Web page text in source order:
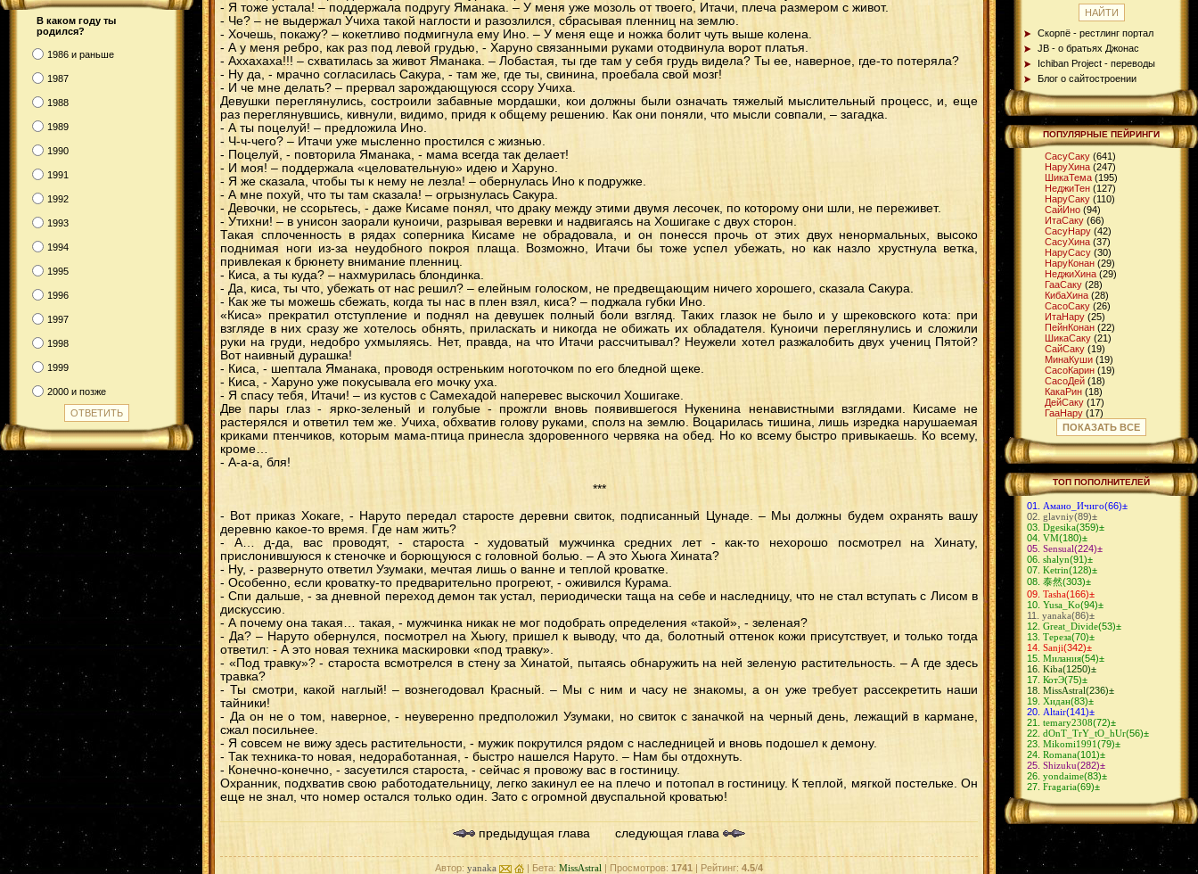
В каком году ты
родился?
1986 и раньше
1987
1988
1989
1990
1991
1992
1993
1994
1995
1996
1997
1998
1999
2000 и позже
- Я тоже устала! – поддержала подругу Яманака. – У меня уже мозоль от твоего, Итачи, плеча размером с живот.
- Че? – не выдержал Учиха такой наглости и разозлился, сбрасывая пленниц на землю.
- Хочешь, покажу? – кокетливо подмигнула ему Ино. – У меня еще и ножка болит чуть выше колена.
- А у меня ребро, как раз под левой грудью, - Харуно связанными руками отодвинула ворот платья.
- Аххахаха!!! – схватилась за живот Яманака. – Лобастая, ты где там у себя грудь видела? Ты ее, наверное, где-то потеряла?
- Ну да, - мрачно согласилась Сакура, - там же, где ты, свинина, проебала свой мозг!
- И че мне делать? – прервал зарождающуюся ссору Учиха.
Девушки переглянулись, состроили забавные мордашки, кои должны были означать тяжелый мыслительный процесс, и, еще
раз переглянувшись, кивнули, видимо, придя к общему решению. Как они поняли, что мысли совпали, – загадка.
- А ты поцелуй! – предложила Ино.
- Ч-ч-чего? – Итачи уже мысленно простился с жизнью.
- Поцелуй, - повторила Яманака, - мама всегда так делает!
- И моя! – поддержала «целовательную» идею и Харуно.
- Я же сказала, чтобы ты к нему не лезла! – обернулась Ино к подружке.
- А мне похуй, что ты там сказала! – огрызнулась Сакура.
- Девочки, не ссорьтесь, - даже Кисаме понял, что драку между этими двумя лесочек, по которому они шли, не переживет.
- Утихни! – в унисон заорали куноичи, разрывая веревки и надвигаясь на Хошигаке с двух сторон.
Такая сплоченность в рядах соперника Кисаме не обрадовала, и он понесся прочь от этих двух ненормальных, высоко
поднимая ноги из-за неудобного покроя плаща. Возможно, Итачи бы тоже успел убежать, но как назло хрустнула ветка,
привлекая к брюнету внимание пленниц.
- Киса, а ты куда? – нахмурилась блондинка.
- Да, киса, ты что, убежать от нас решил? – елейным голоском, не предвещающим ничего хорошего, сказала Сакура.
- Как же ты можешь сбежать, когда ты нас в плен взял, киса? – поджала губки Ино.
«Киса» прекратил отступление и поднял на девушек полный боли взгляд. Таких глазок не было и у шрековского кота: при
взгляде в них сразу же хотелось обнять, приласкать и никогда не обижать их обладателя. Куноичи переглянулись и сложили
руки на груди, недобро ухмыляясь. Нет, правда, на что Итачи рассчитывал? Неужели хотел разжалобить двух учениц Пятой?
Вот наивный дурашка!
- Киса, - шептала Яманака, проводя остреньким ноготочком по его бледной щеке.
- Киса, - Харуно уже покусывала его мочку уха.
- Я спасу тебя, Итачи! – из кустов с Самехадой наперевес выскочил Хошигаке.
Две пары глаз - ярко-зеленый и голубые - прожгли вновь появившегося Нукенина ненавистными взглядами. Кисаме не
растерялся и ответил тем же. Учиха, обхватив голову руками, сполз на землю. Воцарилась тишина, лишь изредка нарушаемая
криками птенчиков, которым мама-птица принесла здоровенного червяка на обед. Но ко всему быстро привыкаешь. Ко всему,
кроме…
- А-а-а, бля!
***
- Вот приказ Хокаге, - Наруто передал старосте деревни свиток, подписанный Цунаде. – Мы должны будем охранять вашу
деревню какое-то время. Где нам жить?
- А… д-да, вас проводят, - староста - худоватый мужчинка средних лет - как-то нехорошо посмотрел на Хинату,
прислонившуюся к стеночке и борющуюся с головной болью. – А это Хьюга Хината?
- Ну, - развернуто ответил Узумаки, мечтая лишь о ванне и теплой кроватке.
- Особенно, если кроватку-то предварительно прогреют, - оживился Курама.
- Спи дальше, - за дневной переход демон так устал, периодически таща на себе и наследницу, что не стал вступать с Лисом в
дискуссию.
- А почему она такая… такая, - мужчинка никак не мог подобрать определения «такой», - зеленая?
- Да? – Наруто обернулся, посмотрел на Хьюгу, пришел к выводу, что да, болотный оттенок кожи присутствует, и только тогда
ответил: - А это новая техника маскировки «под травку».
- «Под травку»? - староста всмотрелся в стену за Хинатой, пытаясь обнаружить на ней зеленую растительность. – А где здесь
травка?
- Ты смотри, какой наглый! – вознегодовал Красный. – Мы с ним и часу не знакомы, а он уже требует рассекретить наши
тайники!
- Да он не о том, наверное, - неуверенно предположил Узумаки, но свиток с заначкой на черный день, лежащий в кармане,
сжал посильнее.
- Я совсем не вижу здесь растительности, - мужик покрутился рядом с наследницей и вновь подошел к демону.
- Так техника-то новая, недоработанная, - быстро нашелся Наруто. – Нам бы отдохнуть.
- Конечно-конечно, - засуетился староста, - сейчас я провожу вас в гостиницу.
Охранник, подхватив свою работодательницу, легко закинул ее на плечо и потопал в гостиницу. К теплой, мягкой постельке. Он
еще не знал, что номер остался только один. Зато с огромной двуспальной кроватью!
предыдущая глава следующая глава
Автор: yanaka | Бета: MissAstral | Просмотров: 1741 | Рейтинг: 4.5/4
Скорпё - рестлинг портал
JB - о братьях Джонас
Ichiban Project - переводы
Блог о сайтостроении
ПОПУЛЯРНЫЕ ПЕЙРИНГИ
СасуСаку (641)
НаруХина (247)
ШикаТема (195)
НеджиТен (127)
НаруСаку (110)
СайИно (94)
ИтaСаку (66)
СасуНару (42)
СасуХина (37)
НаруСасу (30)
НаруКонан (29)
НеджиХина (29)
ГааСаку (28)
КибаХина (28)
СасоСаку (26)
ИтаНару (25)
ПейнКонан (22)
ШикаСаку (21)
СайСаку (19)
МинаКуши (19)
СасоКарин (19)
СасоДей (18)
КакаРин (18)
ДейСаку (17)
ГааНару (17)
ГааМацу(16)
ШикаИно(16)
ДжираЦуна(15)
КибаТен(14)
ЧоджиИно(14)
СуйКарин(14)
ИтаТен(13)
НеджиСаку(12)
ИтаСасу(12)
МадаСаку(11)
ДейИно(11)
ГенмаИно(11)
СасуИно(10)
ИтаДей(10)
ХиданНии(10)
СасоХина(9)
ГааХина(9)
ОбиРин(9)
ЗецуДей(9)
ШиноКиба(8)
КакаСаку(8)
КибаШино(8)
КакуХидан(8)
СасуТен(8)
СасуНеджи(8)
КанкуСаку(7)
КьюбиНару
СайНару(6)
АсуКуре(6)
СасуКарин(6)
КанкуТен(6)
НеджиНару(6)
ЛиСаку(5)
НеджиЦуна(5)
СайХина(5)
ФугаМико(4)
ДейХина
(4)
ХиданДей
(4)
КанкуМацу
(4)
ИтаХана
ПОКАЗАТЬ ВСЕ
ТОП ПОПОЛНИТЕЛЕЙ
Амано_Ичиго(66)±
glavniy(89)±
Dgesika(359)±
VM(180)±
Sensual(224)±
shalyn(91)±
Ketrin(128)±
泰然(303)±
Tasha(166)±
Yusa_Ko(94)±
yanaka(86)±
Great_Divide(53)±
Тереза(70)±
Sanji(342)±
Милания(54)±
Kiba(1250)±
КотЭ(75)±
MissAstral(236)±
Хидан(83)±
Altair(141)±
temary2308(72)±
dOnT_TrY_tO_hUr(56)±
Mikomi1991(79)±
Romana(101)±
Shizuku(282)±
yondaime(83)±
Fragaria(69)±